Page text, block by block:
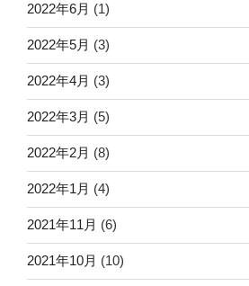
2022年6月 (1)
2022年5月 (3)
2022年4月 (3)
2022年3月 (5)
2022年2月 (8)
2022年1月 (4)
2021年11月 (6)
2021年10月 (10)